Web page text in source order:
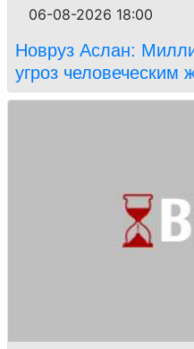
06-08-2026 18:00
Новруз Аслан:
угроз человеческим